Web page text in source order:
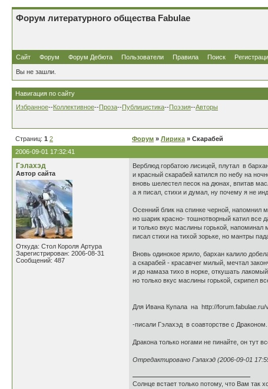
Форум литературного общества Fabulae
Сайт Форум Форум Дебюта Пользователи Правила Поиск
Вы не зашли.
Навигация по сайту
Избранное--Коллективное--Проза--Публицистика--Поэзия--Авторы
Страниц: 1 2 Форум » Лирика » Скарабей
2006-09-01 17:32:41
Гэлахэд
Автор сайта
Откуда: Стол Короля Артура
Зарегистрирован: 2006-08-31
Сообщений: 487
Верблюд горбатою лисицей, плутал в
и красный скарабей катился по небу на
вновь шелестел песок на дюнах, впитав
а я писал, стихи и думал, ну почему я не
Осенний блик на спинке черной, напомнил
но шарик красно- тошнотворный катил все
и только вкус маслины горькой, напоминал
писал стихи на тихой зорьке, но мантры
Вновь одинокое ярило, бархан калило
а скарабей - красавчег милый, мечтал
и до намаза тихо в норке, откушать лакомый
но только вкус маслины горькой, скрипел
Для Ивана Купала на http://forum.fabulae.ru/
-писали Гэлахэд в соавторстве с
Дракона только ногами не пинайте, он тут
Отредактировано Гэлахэд (2006-09-01
Солнце встает только потому, что Вам так